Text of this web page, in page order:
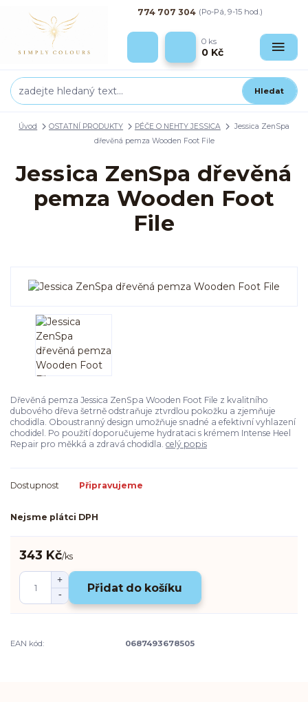
Hledat
774 707 304 (Po-Pá, 9-15 hod.)
0 ks
0 Kč
Úvod OSTATNÍ PRODUKTY PÉČE O NEHTY JESSICA
Jessica ZenSpa
dřevěná pemza Wooden Foot File
Jessica ZenSpa dřevěná
pemza Wooden Foot
File
Dřevěná pemza Jessica ZenSpa Wooden Foot File z kvalitního
dubového dřeva šetrně odstraňuje ztvrdlou pokožku a zjemňuje
chodidla. Oboustranný design umožňuje snadné a efektivní vyhlazení
chodidel. Po použití doporučujeme hydrataci s krémem Intense Heel
Repair pro měkká a zdravá chodidla. celý popis
Dostupnost Připravujeme
Nejsme plátci DPH
343 Kč/ks
Přidat do košíku
EAN kód: 0687493678505